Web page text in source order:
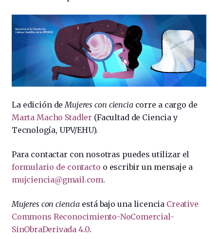
La edición de Mujeres con cienciacorre a cargo de
Marta Macho Stadler (Facultad de Ciencia y
Tecnología, UPV/EHU).
Para contactar con nosotras puedes utilizar el
formulario de contacto o escribir un mensaje a
mujciencia@gmail.com.
Mujeres con ciencia está bajo una licencia Creative
Commons Reconocimiento-NoComercial-
SinObraDerivada 4.0.